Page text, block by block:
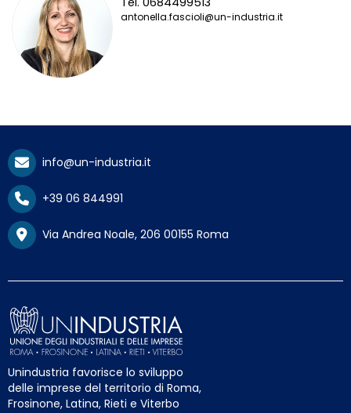
antonella.fascioli@un-industria.it
info@un-industria.it
+39 06 844991
Via Andrea Noale, 206 00155 Roma
Unindustria favorisce lo sviluppo
delle imprese del territorio di Roma,
Frosinone, Latina, Rieti e Viterbo